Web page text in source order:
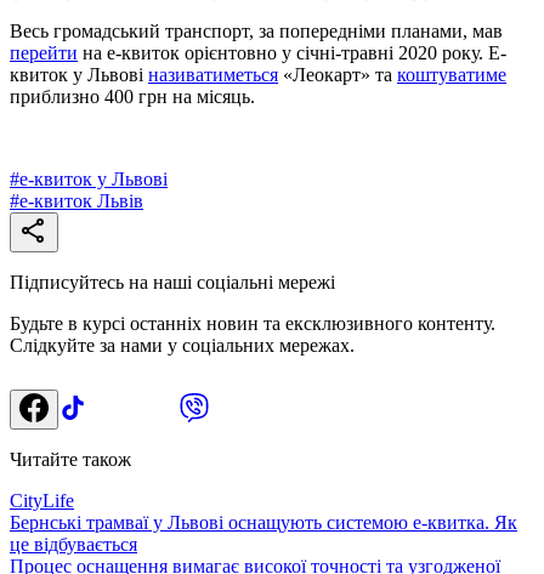
Весь громадський транспорт, за попередніми планами, мав
перейти на е-квиток орієнтовно у січні-травні 2020 року. Е-
квиток у Львові називатиметься «Леокарт» та коштуватиме
приблизно 400 грн на місяць.
#е-квиток у Львові
#е-квиток Львів
Підписуйтесь на наші соціальні мережі
Будьте в курсі останніх новин та ексклюзивного контенту.
Слідкуйте за нами у соціальних мережах.
Читайте також
CityLife
Бернські трамваї у Львові оснащують системою е-квитка. Як
це відбувається
Процес оснащення вимагає високої точності та узгодженої